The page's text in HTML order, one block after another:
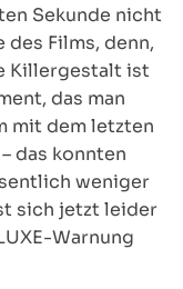
Sekunde nicht
Films, denn,
Killergestalt ist
das man
mit dem letzten
das konnten
weniger
sich jetzt leider
Warnung